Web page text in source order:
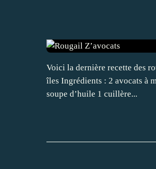
Voici la dernière recette des
îles Ingrédients : 2 avocats à
soupe d’huile 1 cuillère...